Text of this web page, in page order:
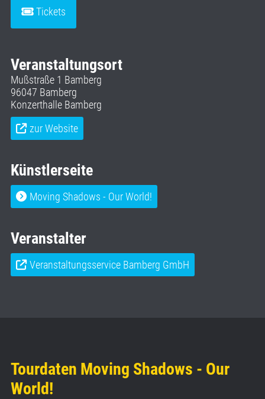
Tickets
Veranstaltungsort
Mußstraße 1 Bamberg
96047 Bamberg
Konzerthalle Bamberg
zur Website
Künstlerseite
Moving Shadows - Our World!
Veranstalter
Veranstaltungsservice Bamberg GmbH
Tourdaten Moving Shadows - Our
World!